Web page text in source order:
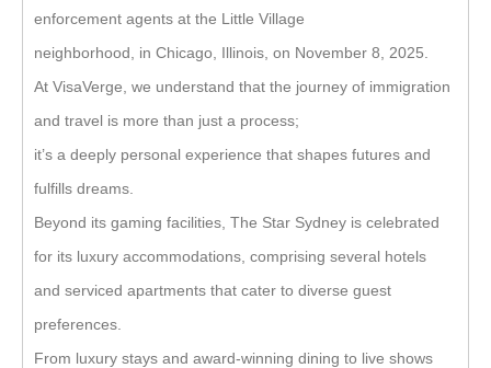
enforcement agents at the Little Village
neighborhood, in Chicago, Illinois, on November 8, 2025.
At VisaVerge, we understand that the journey of immigration
and travel is more than just a process;
it’s a deeply personal experience that shapes futures and
fulfills dreams.
Beyond its gaming facilities, The Star Sydney is celebrated
for its luxury accommodations, comprising several hotels
and serviced apartments that cater to diverse guest
preferences.
From luxury stays and award-winning dining to live shows